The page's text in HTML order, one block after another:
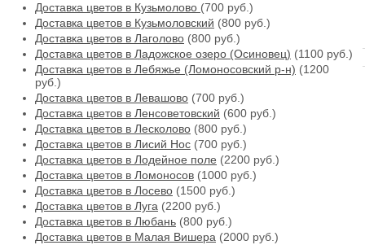
Доставка цветов в Кузьмолово (700 руб.)
Доставка цветов в Кузьмоловский (800 руб.)
Доставка цветов в Лаголово (800 руб.)
Доставка цветов в Ладожское озеро (Осиновец) (1100 руб.)
Доставка цветов в Лебяжье (Ломоносовский р-н) (1200
руб.)
Доставка цветов в Левашово (700 руб.)
Доставка цветов в Ленсоветовский (600 руб.)
Доставка цветов в Лесколово (800 руб.)
Доставка цветов в Лисий Нос (700 руб.)
Доставка цветов в Лодейное поле (2200 руб.)
Доставка цветов в Ломоносов (1000 руб.)
Доставка цветов в Лосево (1500 руб.)
Доставка цветов в Луга (2200 руб.)
Доставка цветов в Любань (800 руб.)
Доставка цветов в Малая Вишера (2000 руб.)